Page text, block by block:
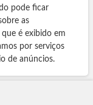
pode ficar
as
é exibido em
por serviços
de anúncios.